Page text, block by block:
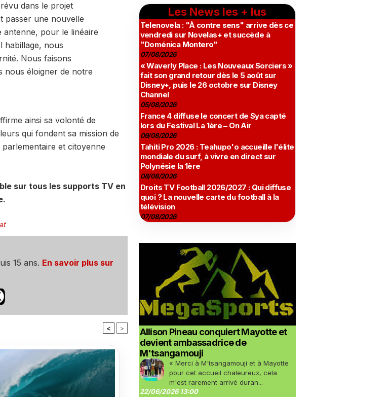
dans le projet
passer une nouvelle
antenne, pour le linéaire
habillage, nous
Nous faisons
nous éloigner de notre
ainsi sa volonté de
qui fondent sa mission de
et citoyenne
sur tous les supports TV en
15 ans. En savoir plus sur
< >
Les News les + lus
Telenovela : "À contre sens" arrive dès ce
vendredi sur Novelas+ et succède à
"Doménica Montero"
07/08/2026
« Waverly Place : Les Nouveaux Sorciers »
fait son grand retour dès le 5 août sur
Disney+, puis le 26 octobre sur Disney
Channel
05/08/2026
France 4 diffuse le concert de Sya capté
lors du Festival La 1ère – On Air
09/08/2026
Tahiti Pro 2026 : Teahupo'o accueille l'élite
mondiale du surf, à vivre en direct sur
Polynésie la 1ère
08/08/2026
Droits TV Football 2026/2027 : Qui diffuse
quoi ? La nouvelle carte du football à la
télévision
07/08/2026
Allison Pineau conquiert Mayotte et
devient ambassadrice de
M'tsangamouji
« Merci à M'tsangamouji et à Mayotte
pour cet accueil chaleureux, cela
m'est rarement arrivé duran...
22/06/2026 13:00